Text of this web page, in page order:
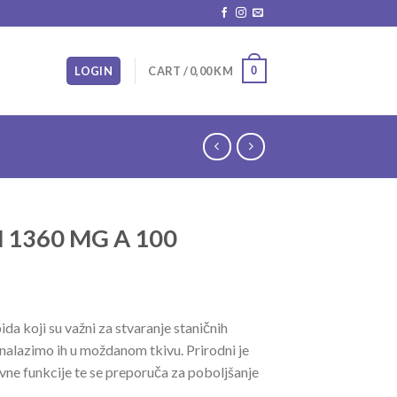
LOGIN CART /0,00KM 0
1360 MG A 100
koji su važni za stvaranje staničnih
ih u moždanom tkivu. Prirodni je
funkcije te se preporuča za poboljšanje